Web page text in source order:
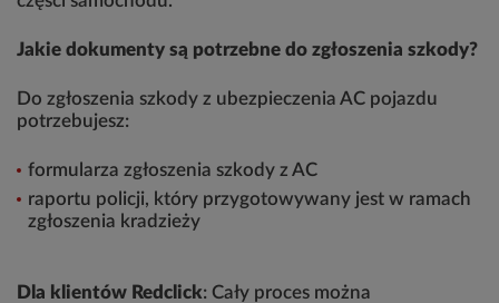
Jakie dokumenty są potrzebne do zgłoszenia szkody?
Do zgłoszenia szkody z ubezpieczenia AC pojazdu
potrzebujesz:
formularza zgłoszenia szkody z AC
raportu policji, który przygotowywany jest w ramach
zgłoszenia kradzieży
Dla klientów Redclick: Cały proces można